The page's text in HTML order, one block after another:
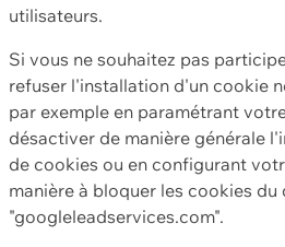
utilisateurs.
Si vous ne souhaitez pas
refuser l'installation d'un cookie
par exemple en paramétrant
désactiver de manière générale
de cookies ou en configurant
manière à bloquer les cookies du
"googleleadservices.com".